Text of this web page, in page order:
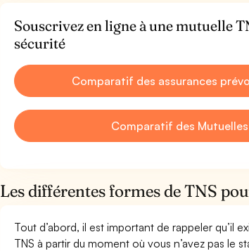
Souscrivez en ligne à une mutuelle
sécurité
Comparatif des assurances
Comparatif des
Les différentes formes de TNS
Tout d’abord, il est important de rappeler qu’il
TNS à partir du moment où vous n’avez pas le